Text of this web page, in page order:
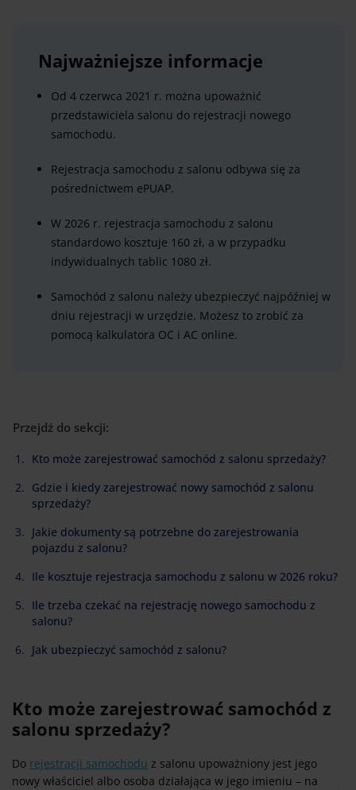
Najważniejsze informacje
Od 4 czerwca 2021 r. można upoważnić
przedstawiciela salonu do rejestracji nowego
samochodu.
Rejestracja samochodu z salonu odbywa się za
pośrednictwem ePUAP.
W 2026 r. rejestracja samochodu z salonu
standardowo kosztuje 160 zł, a w przypadku
indywidualnych tablic 1080 zł.
Samochód z salonu należy ubezpieczyć najpóźniej w
dniu rejestracji w urzędzie. Możesz to zrobić za
pomocą kalkulatora OC i AC online.
Przejdź do sekcji:
Kto może zarejestrować samochód z salonu sprzedaży?
Gdzie i kiedy zarejestrować nowy samochód z salonu
sprzedaży?
Jakie dokumenty są potrzebne do zarejestrowania
pojazdu z salonu?
Ile kosztuje rejestracja samochodu z salonu w 2026 roku?
Ile trzeba czekać na rejestrację nowego samochodu z
salonu?
Jak ubezpieczyć samochód z salonu?
Kto może zarejestrować samochód z
salonu sprzedaży?
Do rejestracji samochodu z salonu upoważniony jest jego
nowy właściciel albo osoba działająca w jego imieniu – na